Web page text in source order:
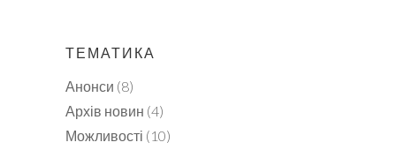
ТЕМАТИКА
Анонси (8)
Архів новин (4)
Можливості (10)